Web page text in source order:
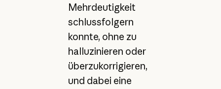
Mehrdeutigkeit
schlussfolgern
konnte, ohne zu
halluzinieren oder
überzukorrigieren,
und dabei eine